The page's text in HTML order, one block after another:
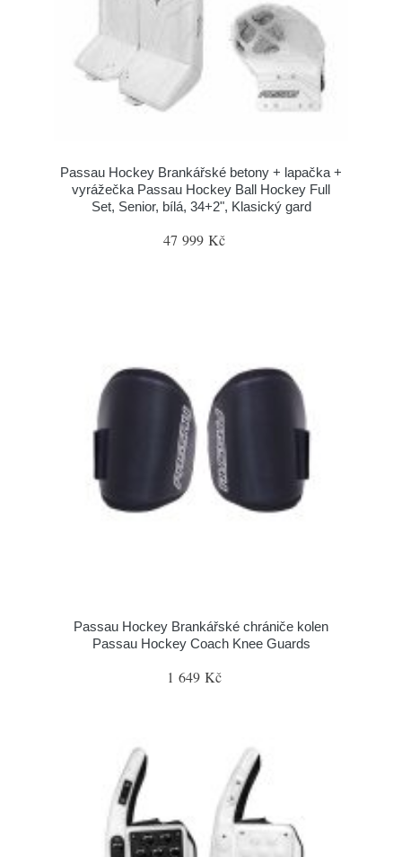
Passau Hockey Brankářské betony + lapačka +
vyrážečka Passau Hockey Ball Hockey Full
Set, Senior, bílá, 34+2", Klasický gard
47 999 Kč
Passau Hockey Brankářské chrániče kolen
Passau Hockey Coach Knee Guards
1 649 Kč